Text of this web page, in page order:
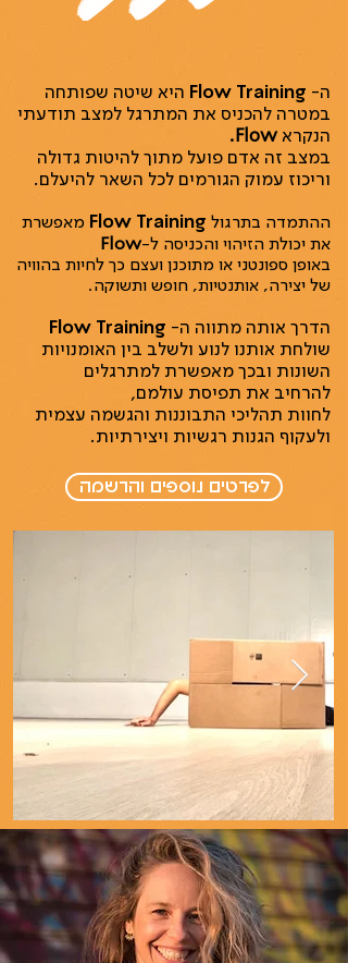
ה- Flow Training היא שיטה שפותחה
במטרה להכניס את המתרגל למצב תודעתי
הנקראFlow.
במצב זה אדם פועל מתוך להיטות גדולה
וריכוז עמוק הגורמים לכל השאר להיעלם.
ההתמדה בתרגול Flow Training מאפשרת
את יכולת הזיהוי והכניסה ל-Flow
באופן ספונטני או מתוכנן ועצם כך לחיות בהוויה
של יצירה, אותנטיות, חופש ותשוקה.
הדרך אותה מתווה ה- Flow Training
שולחת אותנו לנוע ולשלב בין האומנויות
השונות ובכך מאפשרת למתרגלים
להרחיב את תפיסת עולמם,
לחוות תהליכי התבוננות והגשמה עצמית
ולעקוף הגנות רגשיות ויצירתיות.
לפרטים נוספים והרשמה